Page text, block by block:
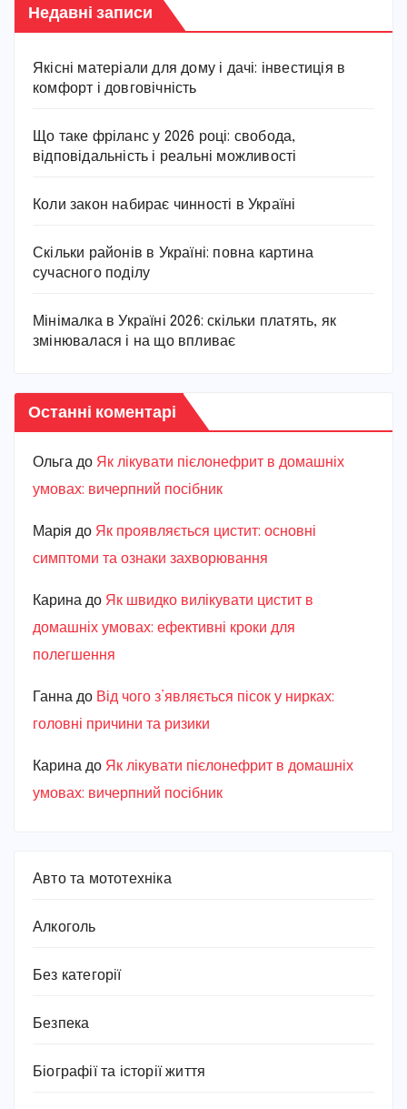
Недавні записи
Якісні матеріали для дому і дачі: інвестиція в
комфорт і довговічність
Що таке фріланс у 2026 році: свобода,
відповідальність і реальні можливості
Коли закон набирає чинності в Україні
Скільки районів в Україні: повна картина
сучасного поділу
Мінімалка в Україні 2026: скільки платять, як
змінювалася і на що впливає
Останні коментарі
Ольга до Як лікувати пієлонефрит в домашніх
умовах: вичерпний посібник
Марiя до Як проявляється цистит: основні
симптоми та ознаки захворювання
Карина до Як швидко вилікувати цистит в
домашніх умовах: ефективні кроки для
полегшення
Ганна до Від чого з’являється пісок у нирках:
головні причини та ризики
Карина до Як лікувати пієлонефрит в домашніх
умовах: вичерпний посібник
Авто та мототехніка
Алкоголь
Без категорії
Безпека
Біографії та історії життя